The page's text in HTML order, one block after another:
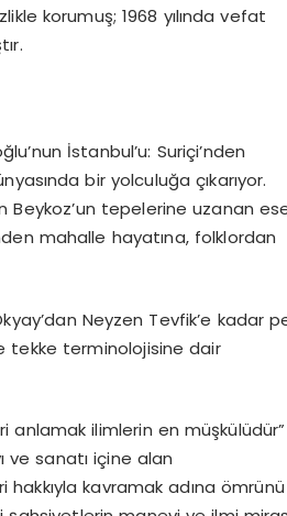
korumuş; 1968 yılında vefat
İstanbul’u: Suriçi’nden
bir yolculuğa çıkarıyor.
Beykoz’un tepelerine uzanan
mahalle hayatına, folklordan
Neyzen Tevfik’e kadar
tekke terminolojisine dair
anlamak ilimlerin en müşkülüdür”
ve sanatı içine alan
hakkıyla kavramak adına